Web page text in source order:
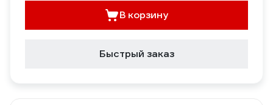
В корзину
Быстрый заказ